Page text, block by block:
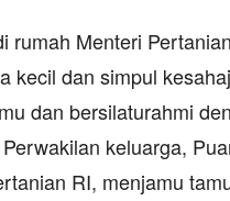
rumah Menteri
kecil dan simpul
dan bersilaturahmi
keluarga,
RI, menjamu